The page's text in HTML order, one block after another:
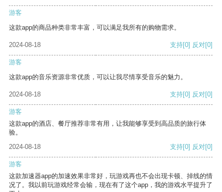
游客
这款app的商品种类非常丰富，可以满足我所有的购物需求。
2024-08-18 支持[0] 反对[0]
游客
这款app的音乐资源非常优质，可以让我尽情享受音乐的魅力。
2024-08-18 支持[0] 反对[0]
游客
这款app的酒店、餐厅推荐非常有用，让我能够享受到高品质的旅行体
验。
2024-08-18
支持[0] 反对[0]
游客
这款加速器app的加速效果非常好，玩游戏再也不会出现卡顿、掉线的情
况了。我以前玩游戏经常会输，现在有了这个app，我的游戏水平提升了